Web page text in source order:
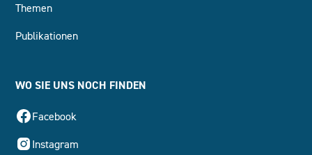
Themen
Publikationen
WO SIE UNS NOCH FINDEN
Facebook
Instagram